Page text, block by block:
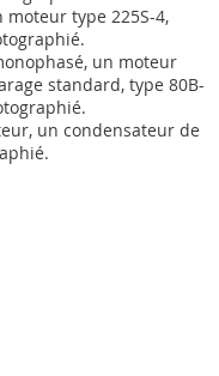
moteur type 225S-4,
un moteur
standard, type 80B-
un condensateur de